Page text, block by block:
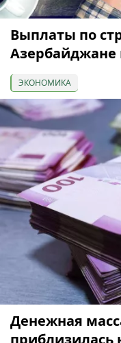
Выплаты по
Азербайджане
ЭКОНОМИКА
Денежная
приблизилась